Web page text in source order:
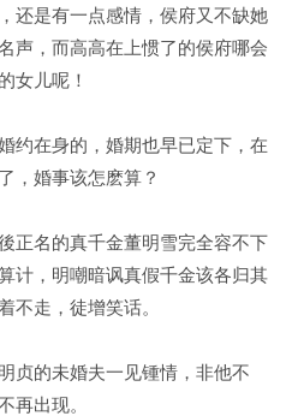
还是有一点感情，侯府又不缺她
声，而高高在上惯了的侯府哪会
女儿呢！
约在身的，婚期也早已定下，在
，婚事该怎麽算？
正名的真千金董明雪完全容不下
计，明嘲暗讽真假千金该各归其
不走，徒增笑话。
贞的未婚夫一见锺情，非他不
再出现。